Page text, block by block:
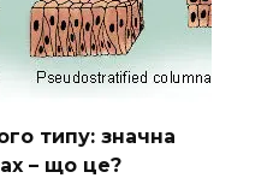
типу: значна
– що це?